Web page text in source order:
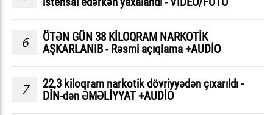
6
ÖTƏN GÜN 38 KİLOQRAM NARKOTİK
AŞKARLANIB - Rəsmi açıqlama +AUDİO
7
22,3 kiloqram narkotik dövriyyədən çıxarıldı -
DİN-dən ƏMƏLİYYAT +AUDİO